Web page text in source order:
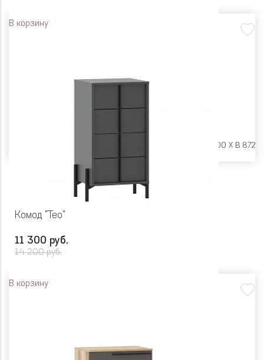
В корзину
Ш 650 X Г 400 X В 872
Комод "Тео"
11 300 руб.
14 200 руб.
В корзину